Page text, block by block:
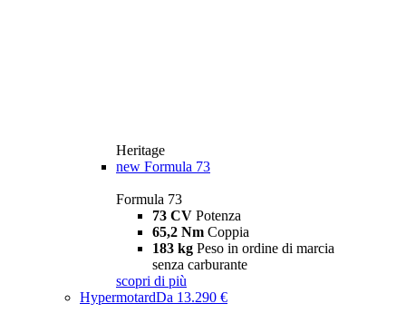
Heritage
new Formula 73
Formula 73
73 CV Potenza
65,2 Nm Coppia
183 kg Peso in ordine di marcia
senza carburante
scopri di più
HypermotardDa 13.290 €